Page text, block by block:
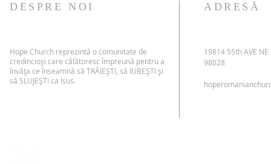
DESPRE NOI
Hope Church reprezintă o comunitate de
credincioși care călătoresc împreună pentru a
învăța ce înseamnă să TRĂIEȘTI, să IUBEȘTI și
să SLUJEȘTI ca Isus.
ADRESĂ
19814 55th AVE
98028